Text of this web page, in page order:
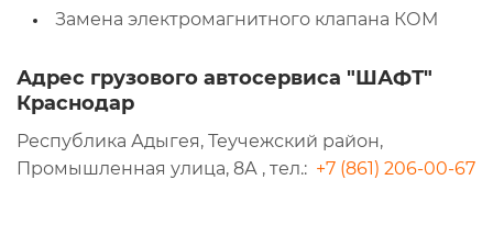
Замена электромагнитного клапана КОМ
Адрес грузового автосервиса "ШАФТ"
Краснодар
Республика Адыгея, Теучежский район,
Промышленная улица, 8А , тел.: +7 (861) 206-00-67